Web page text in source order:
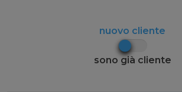
nuovo cliente
sono già cliente